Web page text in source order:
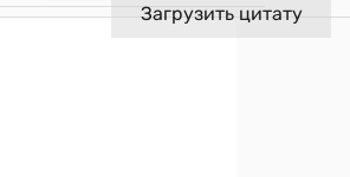
Загрузить цитату